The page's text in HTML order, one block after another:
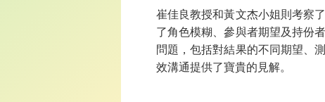
崔佳良教授和黃文杰小姐則考察
了角色模糊、參與者期望及持份
問題，包括對結果的不同期望、
效溝通提供了寶貴的見解。